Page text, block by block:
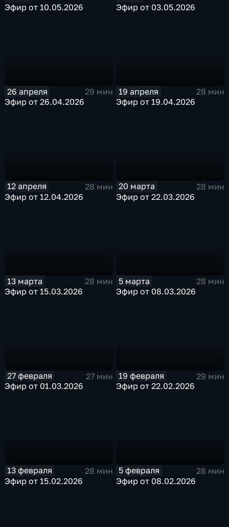
Эфир от 10.05.2026
Эфир от 03.05.2026
26 апреля
29 мин
Эфир от 26.04.2026
19 апреля
28 мин
Эфир от 19.04.2026
12 апреля
28 мин
Эфир от 12.04.2026
20 марта
28 мин
Эфир от 22.03.2026
13 марта
28 мин
Эфир от 15.03.2026
5 марта
28 мин
Эфир от 08.03.2026
27 февраля
27 мин
Эфир от 01.03.2026
19 февраля
29 мин
Эфир от 22.02.2026
13 февраля
28 мин
Эфир от 15.02.2026
5 февраля
28 мин
Эфир от 08.02.2026